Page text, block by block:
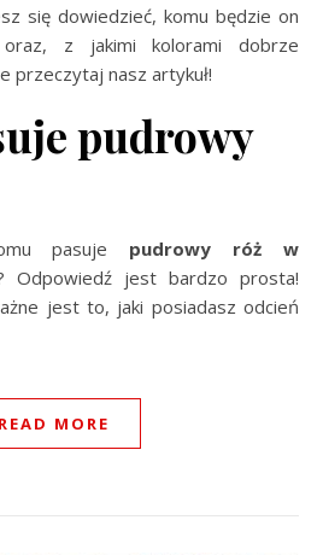
się dowiedzieć, komu będzie on
oraz, z jakimi kolorami dobrze
przeczytaj nasz artykuł!
pudrowy
pasuje pudrowy róż w
Odpowiedź jest bardzo prosta!
jest to, jaki posiadasz odcień
READ MORE